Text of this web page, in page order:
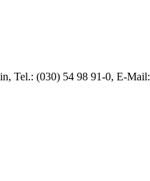
Tel.: (030) 54 98 91-0, E-Mail: